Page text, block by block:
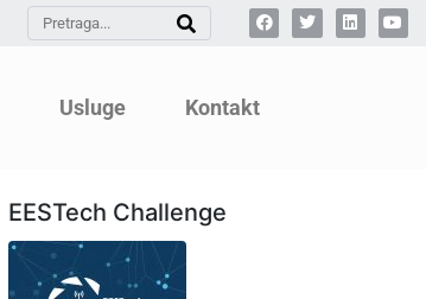
Usluge Kontakt
EESTech Challenge